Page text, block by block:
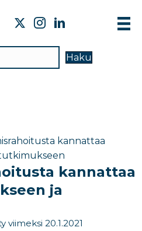
Haku
kannattaa
kannattaa
ja
viimeksi 20.1.2021